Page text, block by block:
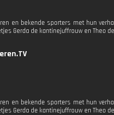
en bekende sporters met hun
Gerda de kantinejuffrouw en Theo
en bekende sporters met hun
Gerda de kantinejuffrouw en Theo